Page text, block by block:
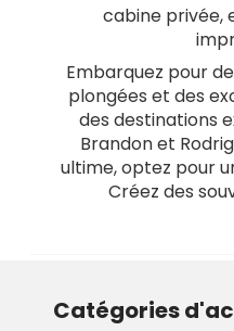
cabine privée,
Embarquez pour
plongées et des
des destinations
Brandon et
ultime, optez pour
Créez des
Catégories